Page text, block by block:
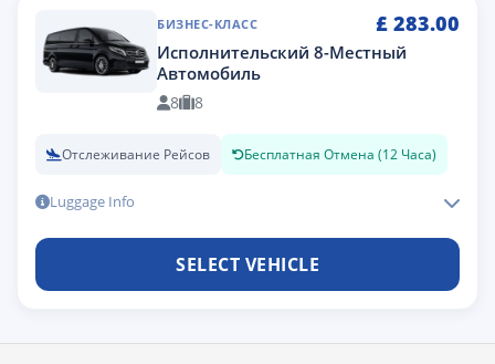
БИЗНЕС-КЛАСС £ 283.00
Исполнительский 8-Местный
Автомобиль
8 8
Отслеживание Рейсов Бесплатная Отмена (12 Часа)
Luggage Info
SELECT VEHICLE